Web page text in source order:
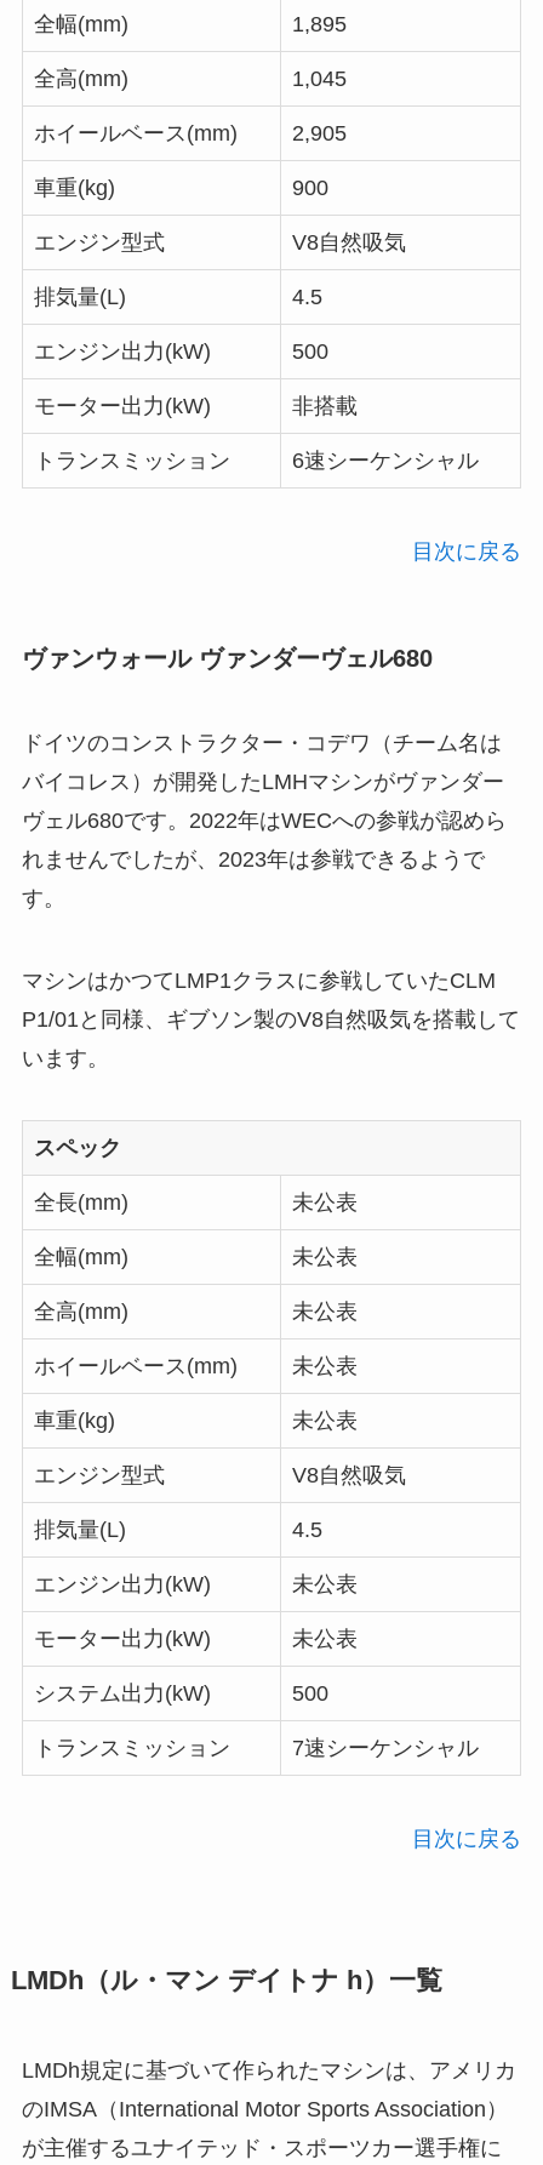
全幅(mm) 1,895
全高(mm) 1,045
ホイールベース(mm) 2,905
車重(kg) 900
エンジン型式 V8自然吸気
排気量(L) 4.5
エンジン出力(kW) 500
モーター出力(kW) 非搭載
トランスミッション 6速シーケンシャル
目次に戻る
ヴァンウォール ヴァンダーヴェル680
ドイツのコンストラクター・コデワ（チーム名は
バイコレス）が開発したLMHマシンがヴァンダー
ヴェル680です。2022年はWECへの参戦が認めら
れませんでしたが、2023年は参戦できるようで
す。
マシンはかつてLMP1クラスに参戦していたCLM
P1/01と同様、ギブソン製のV8自然吸気を搭載して
います。
スペック
全長(mm) 未公表
全幅(mm) 未公表
全高(mm) 未公表
ホイールベース(mm) 未公表
車重(kg) 未公表
エンジン型式 V8自然吸気
排気量(L) 4.5
エンジン出力(kW) 未公表
モーター出力(kW) 未公表
システム出力(kW) 500
トランスミッション 7速シーケンシャル
目次に戻る
LMDh（ル・マン デイトナ h）一覧
LMDh規定に基づいて作られたマシンは、アメリカ
のIMSA（International Motor Sports Association）
が主催するユナイテッド・スポーツカー選手権に